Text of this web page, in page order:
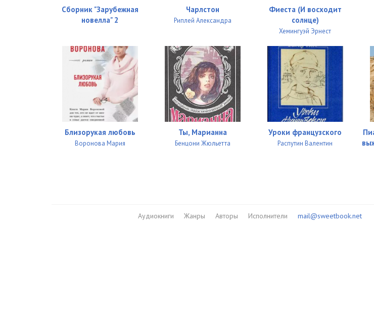
024
027
Сборник "Зарубежная
новелла" 2
Чарлстон
Риплей Александра
Фиеста (И восходит
солнце)
Хемингуэй Эрнест
Близорукая любовь
Воронова Мария
Ты, Марианна
Бенцони Жюльетта
Уроки французского
Распутин Валентин
Аудиокниги Жанры Авторы Исполнители mail@sweetbook.net